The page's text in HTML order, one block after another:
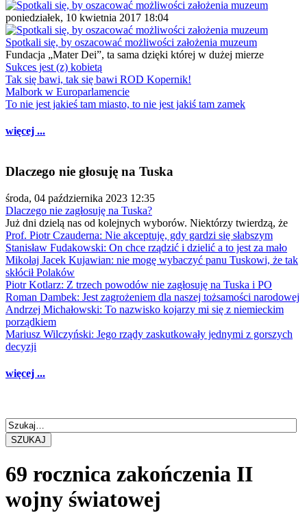
poniedziałek, 10 kwietnia 2017 18:04
Spotkali się, by oszacować możliwości założenia muzeum
Fundacja „Mater Dei”, ta sama dzięki której w dużej mierze
Sukces jest (z) kobietą
Tak się bawi, tak się bawi ROD Kopernik!
Malbork w Europarlamencie
To nie jest jakieś tam miasto, to nie jest jakiś tam zamek
więcej ...
Dlaczego nie głosuję na Tuska
środa, 04 października 2023 12:35
Dlaczego nie zagłosuję na Tuska?
Już dni dzielą nas od kolejnych wyborów. Niektórzy twierdzą, że
Prof. Piotr Czauderna: Nie akceptuję, gdy gardzi się słabszym
Stanisław Fudakowski: On chce rządzić i dzielić a to jest za mało
Mikołaj Jacek Kujawian: nie mogę wybaczyć panu Tuskowi, że tak
skłócił Polaków
Piotr Kotlarz: Z trzech powodów nie zagłosuję na Tuska i PO
Roman Dambek: Jest zagrożeniem dla naszej tożsamości narodowej
Andrzej Michałowski: To nazwisko kojarzy mi się z niemieckim
porządkiem
Mariusz Wilczyński: Jego rządy zaskutkowały jednymi z gorszych
decyzji
więcej ...
SZUKAJ
69 rocznica zakończenia II
wojny światowej